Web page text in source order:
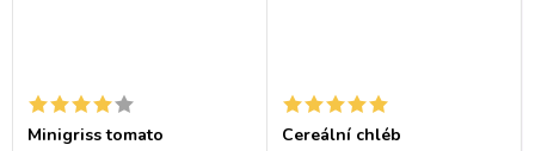
Minigriss tomato Cereální chléb